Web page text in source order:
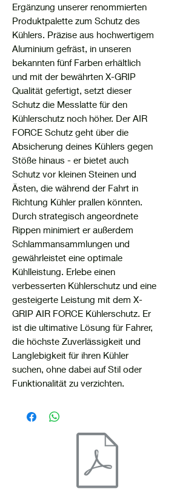
Ergänzung unserer renommierten
Produktpalette zum Schutz des
Kühlers. Präzise aus hochwertigem
Aluminium gefräst, in unseren
bekannten fünf Farben erhältlich
und mit der bewährten X-GRIP
Qualität gefertigt, setzt dieser
Schutz die Messlatte für den
Kühlerschutz noch höher. Der AIR
FORCE Schutz geht über die
Absicherung deines Kühlers gegen
Stöße hinaus - er bietet auch
Schutz vor kleinen Steinen und
Ästen, die während der Fahrt in
Richtung Kühler prallen könnten.
Durch strategisch angeordnete
Rippen minimiert er außerdem
Schlammansammlungen und
gewährleistet eine optimale
Kühlleistung. Erlebe einen
verbesserten Kühlerschutz und eine
gesteigerte Leistung mit dem X-
GRIP AIR FORCE Kühlerschutz. Er
ist die ultimative Lösung für Fahrer,
die höchste Zuverlässigkeit und
Langlebigkeit für ihren Kühler
suchen, ohne dabei auf Stil oder
Funktionalität zu verzichten.